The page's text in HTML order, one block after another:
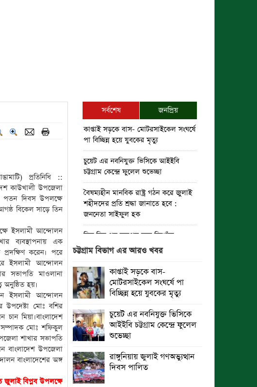
প্রতিনিধি ::
কাউখালী উপজেলা
পতন দিবস উপলক্ষে
বিকেল সাড়ে তিন
ইসলামী আন্দোলন
ব্যবস্থাপনায় এক
করেন। পরে
ইসলামী আন্দোলন
সভাপতি মাওলানা
হয়।
ইসলামী আন্দোলন
উপদেষ্টা মোঃ বশির
মিয়া।বাংলাদেশ
সম্পাদক মোঃ শফিকুল
শাখার সভাপতি
বাংলাদেশ উপজেলা
বাংলাদেশের অঙ্গ
জুলাই বিপ্লব উপলক্ষে
সর্বশেষ
জনপ্রিয়
কাপ্তাই সড়কে বাস- মোটরসাইকেল সংঘর্ষে
পা বিচ্ছিন্ন হয়ে যুবকের মৃত্যু
চুয়েট এর নবনিযুক্ত ভিসিকে আইইবি
চট্টগ্রাম কেন্দ্রে ফুলেল শুভেচ্ছা
বৈষম্যহীন মানবিক রাষ্ট্র গঠন করে জুলাই
শহীদদের প্রতি শ্রদ্ধা জানাতে হবে :
জননেতা সাইফুল হক
তিন দিন পর ব্রহ্মপুত্র নদে নিখোঁজ
সাইফুলের মরদেহ গফরগাঁও থেকে উদ্ধার
ব্রহ্মপুত্র নদে নিখোঁজ কৃষকের সন্ধান
মেলেনি
রাঙ্গুনিয়ায় জুলাই গণঅভ্যুত্থান দিবস
পালিত
পার্বতীপুরে জুলাই গণঅভ্যুত্থান দিবস
পালন
আত্রাইয়ে যথাযোগ্য মর্যাদায় ‘জুলাই
গণঅভ্যুত্থান দিবস’ পালিত
চট্টগ্রাম বিভাগ এর আরও খবর
কাপ্তাই সড়কে বাস-
মোটরসাইকেল সংঘর্ষে পা
বিচ্ছিন্ন হয়ে যুবকের মৃত্যু
চুয়েট এর নবনিযুক্ত ভিসিকে
আইইবি চট্টগ্রাম কেন্দ্রে ফুলেল
শুভেচ্ছা
রাঙ্গুনিয়ায় জুলাই গণঅভ্যুত্থান
দিবস পালিত